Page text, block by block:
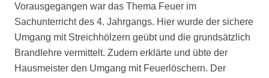
Vorausgegangen war das Thema Feuer im
Sachunterricht des 4. Jahrgangs. Hier wurde der sichere
Umgang mit Streichhölzern geübt und die grundsätzlich
Brandlehre vermittelt. Zudem erklärte und übte der
Hausmeister den Umgang mit Feuerlöschern. Der